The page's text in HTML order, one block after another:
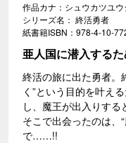
作品カナ：シュウカツユ
シリーズ名： 終活勇者
紙書籍ISBN：978-4-10-
亜人国に潜入する
終活の旅に出た勇者。
く”という目的を叶え
し、魔王が出入りす
そこで出会ったのは、
で……!!